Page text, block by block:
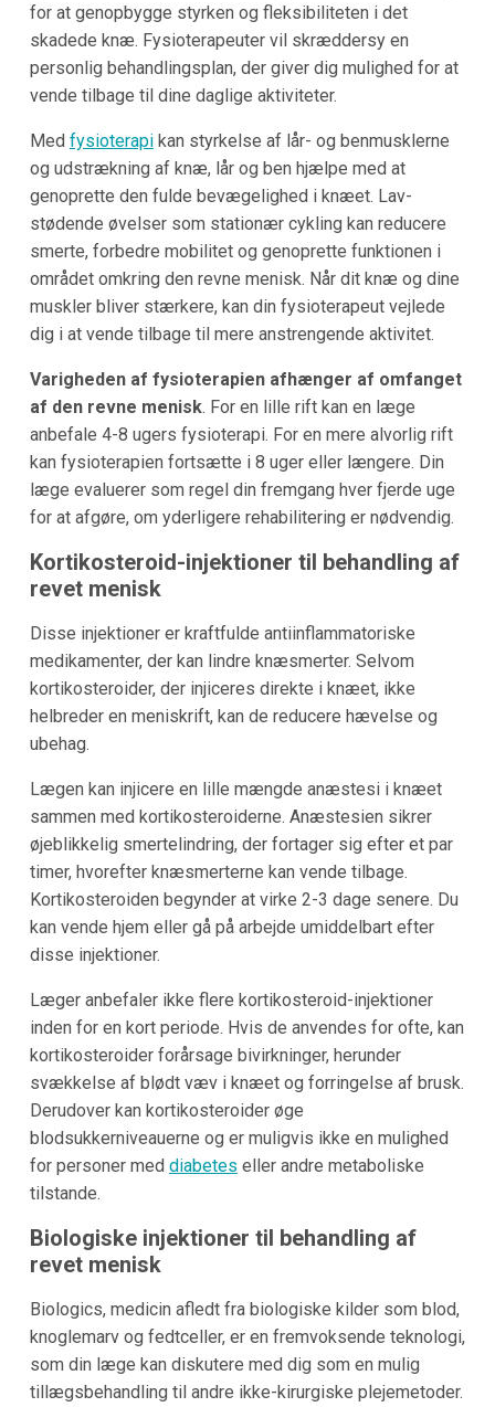
for at genopbygge styrken og fleksibiliteten i det
skadede knæ. Fysioterapeuter vil skræddersy en
personlig behandlingsplan, der giver dig mulighed for at
vende tilbage til dine daglige aktiviteter.
Med fysioterapikan styrkelse af lår- og benmusklerne
og udstrækning af knæ, lår og ben hjælpe med at
genoprette den fulde bevægelighed i knæet. Lav-
stødende øvelser som stationær cykling kan reducere
smerte, forbedre mobilitet og genoprette funktionen i
området omkring den revne menisk. Når dit knæ og dine
muskler bliver stærkere, kan din fysioterapeut vejlede
dig i at vende tilbage til mere anstrengende aktivitet.
Varigheden af fysioterapien afhænger af omfanget
af den revne menisk. For en lille rift kan en læge
anbefale 4-8 ugers fysioterapi. For en mere alvorlig rift
kan fysioterapien fortsætte i 8 uger eller længere. Din
læge evaluerer som regel din fremgang hver fjerde uge
for at afgøre, om yderligere rehabilitering er nødvendig.
Kortikosteroid-injektioner til behandling af
revet menisk
Disse injektioner er kraftfulde antiinflammatoriske
medikamenter, der kan lindre knæsmerter. Selvom
kortikosteroider, der injiceres direkte i knæet, ikke
helbreder en meniskrift, kan de reducere hævelse og
ubehag.
Lægen kan injicere en lille mængde anæstesi i knæet
sammen med kortikosteroiderne. Anæstesien sikrer
øjeblikkelig smertelindring, der fortager sig efter et par
timer, hvorefter knæsmerterne kan vende tilbage.
Kortikosteroiden begynder at virke 2-3 dage senere. Du
kan vende hjem eller gå på arbejde umiddelbart efter
disse injektioner.
Læger anbefaler ikke flere kortikosteroid-injektioner
inden for en kort periode. Hvis de anvendes for ofte, kan
kortikosteroider forårsage bivirkninger, herunder
svækkelse af blødt væv i knæet og forringelse af brusk.
Derudover kan kortikosteroider øge
blodsukkerniveauerne og er muligvis ikke en mulighed
for personer med diabetes eller andre metaboliske
tilstande.
Biologiske injektioner til behandling af
revet menisk
Biologics, medicin afledt fra biologiske kilder som blod,
knoglemarv og fedtceller, er en fremvoksende teknologi,
som din læge kan diskutere med dig som en mulig
tillægsbehandling til andre ikke-kirurgiske plejemetoder.